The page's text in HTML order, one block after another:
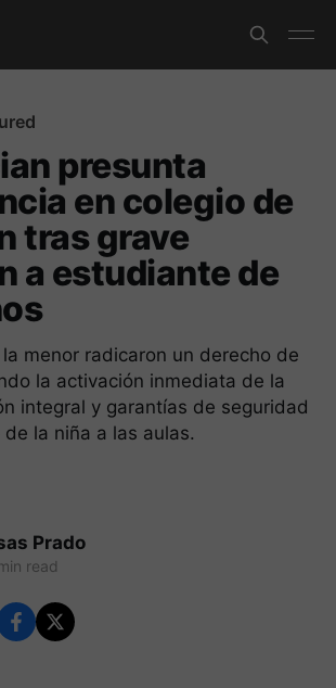
presunta
en colegio de
tras grave
a estudiante de
menor radicaron un derecho de
la activación inmediata de la
integral y garantías de seguridad
la niña a las aulas.
Prado
read